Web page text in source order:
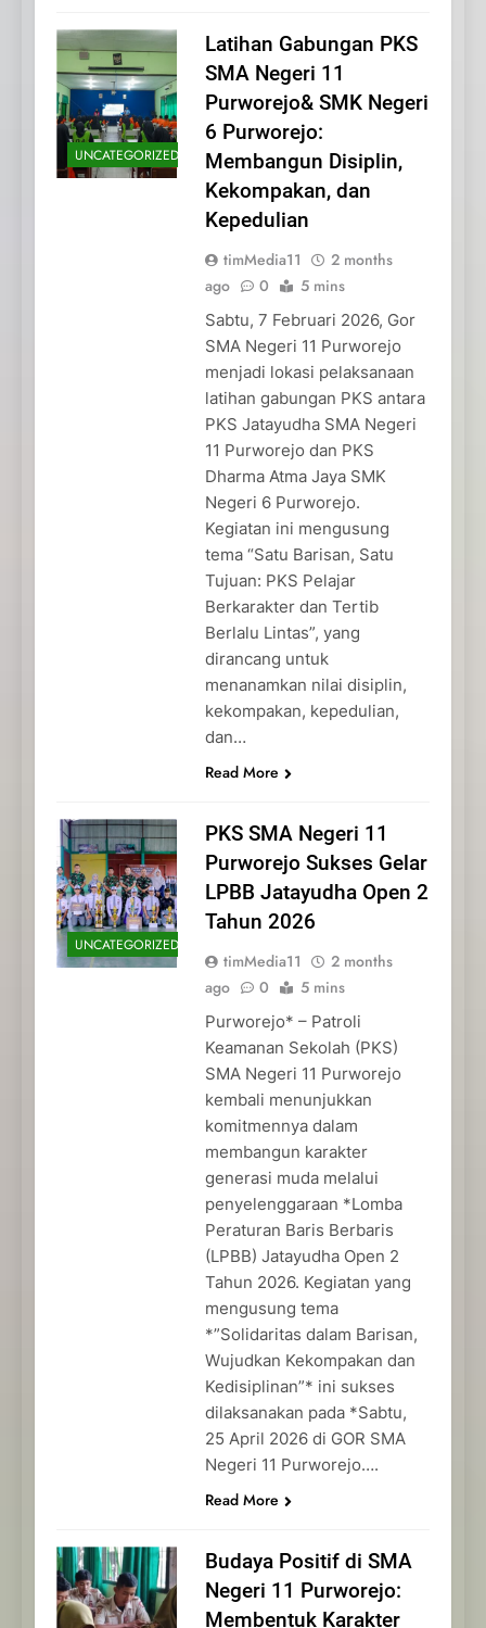
UNCATEGORIZED
Latihan Gabungan PKS
SMA Negeri 11
Purworejo& SMK Negeri
6 Purworejo:
Membangun Disiplin,
Kekompakan, dan
Kepedulian
timMedia11
2 months
ago
0 5 mins
Sabtu, 7 Februari 2026, Gor
SMA Negeri 11 Purworejo
menjadi lokasi pelaksanaan
latihan gabungan PKS antara
PKS Jatayudha SMA Negeri
11 Purworejo dan PKS
Dharma Atma Jaya SMK
Negeri 6 Purworejo.
Kegiatan ini mengusung
tema “Satu Barisan, Satu
Tujuan: PKS Pelajar
Berkarakter dan Tertib
Berlalu Lintas”, yang
dirancang untuk
menanamkan nilai disiplin,
kekompakan, kepedulian,
dan…
Read More
UNCATEGORIZED
PKS SMA Negeri 11
Purworejo Sukses Gelar
LPBB Jatayudha Open 2
Tahun 2026
timMedia11
2 months
ago
0 5 mins
Purworejo* – Patroli
Keamanan Sekolah (PKS)
SMA Negeri 11 Purworejo
kembali menunjukkan
komitmennya dalam
membangun karakter
generasi muda melalui
penyelenggaraan *Lomba
Peraturan Baris Berbaris
(LPBB) Jatayudha Open 2
Tahun 2026. Kegiatan yang
mengusung tema
*”Solidaritas dalam Barisan,
Wujudkan Kekompakan dan
Kedisiplinan”* ini sukses
dilaksanakan pada *Sabtu,
25 April 2026 di GOR SMA
Negeri 11 Purworejo….
Read More
Budaya Positif di SMA
Negeri 11 Purworejo:
Membentuk Karakter